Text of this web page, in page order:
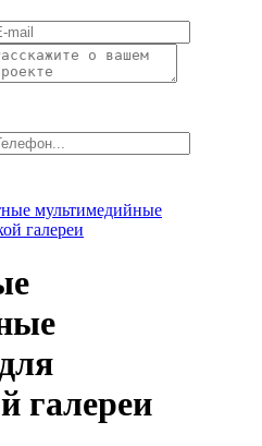
мультимедийные
галереи
галереи